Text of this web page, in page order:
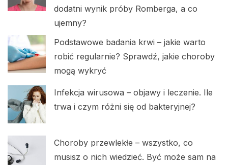
dodatni wynik próby Romberga, a co
ujemny?
Podstawowe badania krwi – jakie warto
robić regularnie? Sprawdź, jakie choroby
mogą wykryć
Infekcja wirusowa – objawy i leczenie. Ile
trwa i czym różni się od bakteryjnej?
Choroby przewlekłe – wszystko, co
musisz o nich wiedzieć. Być może sam na